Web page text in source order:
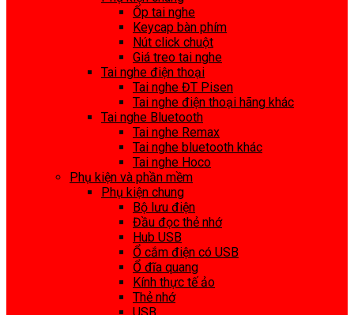
Ốp tai nghe
Keycap bàn phím
Nút click chuột
Giá treo tai nghe
Tai nghe điện thoại
Tai nghe ĐT Pisen
Tai nghe điện thoại hãng khác
Tai nghe Bluetooth
Tai nghe Remax
Tai nghe bluetooth khác
Tai nghe Hoco
Phụ kiện và phần mềm
Phụ kiện chung
Bộ lưu điện
Đầu đọc thẻ nhớ
Hub USB
Ổ cắm điện có USB
Ổ đĩa quang
Kính thực tế ảo
Thẻ nhớ